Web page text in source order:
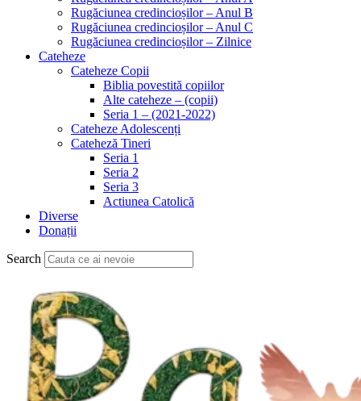
Rugăciunea credincioșilor – Anul B
Rugăciunea credincioșilor – Anul C
Rugăciunea credincioșilor – Zilnice
Cateheze
Cateheze Copii
Biblia povestită copiilor
Alte cateheze – (copii)
Seria 1 – (2021-2022)
Cateheze Adolescenți
Cateheză Tineri
Seria 1
Seria 2
Seria 3
Actiunea Catolică
Diverse
Donații
Search